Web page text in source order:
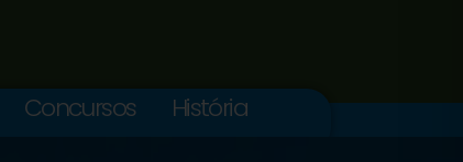
Concursos História